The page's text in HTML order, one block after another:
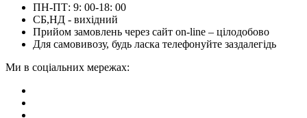
ПН-ПТ: 9: 00-18: 00
СБ,НД - вихідний
Прийом замовлень через сайт on-line – цілодобово
Для самовивозу, будь ласка телефонуйте заздалегідь
Ми в соціальних мережах: